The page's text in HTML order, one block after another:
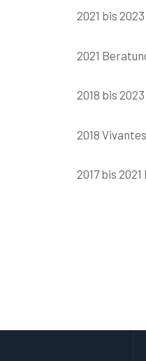
2021 bis
2021
2018 bis
2018
2017 bis